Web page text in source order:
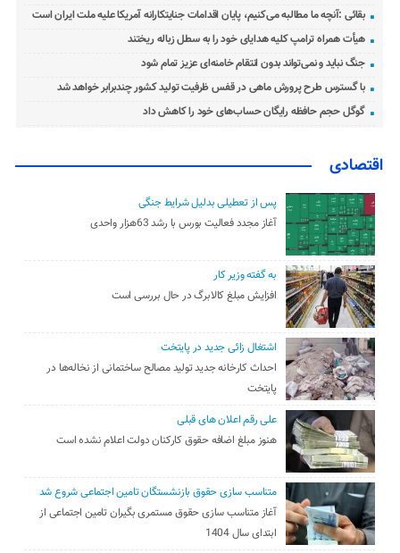
بقائی :آنچه ما مطالبه می‌کنیم، پایان اقدامات جنایتکارانه آمریکا علیه ملت ایران است
هیأت همراه ترامپ کلیه هدایای خود را به سطل زباله ریختند
جنگ نباید و نمی‌تواند بدون انتقام خامنه‌ای عزیز تمام شود
با گسترس طرح پرورش ماهی در قفس ظرفیت تولید کشور چندبرابر خواهد شد
گوگل حجم حافظه رایگان حساب‌های خود را کاهش داد
اقتصادی
پس از تعطیلی بدلیل شرایط جنگی
آغاز مجدد فعالیت بورس با رشد 63هزار واحدی
به گفته وزیر کار
افزایش مبلغ کالابرگ در حال بررسی است
اشتغال زائی جدید در پایتخت
احداث کارخانه جدید تولید مصالح ساختمانی از نخاله‌ها در
پایتخت
علی رقم اعلان های قبلی
هنوز مبلغ اضافه حقوق کارکنان دولت اعلام نشده است
متناسب سازی حقوق بازنشستگان تامین اجتماعی شروع شد
آغاز متناسب سازی حقوق مستمری بگیران تامین اجتماعی از
ابتدای سال 1404